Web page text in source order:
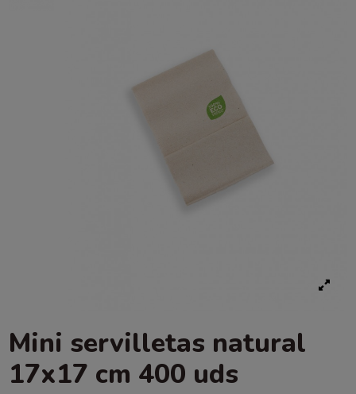
Mini servilletas natural
17x17 cm 400 uds